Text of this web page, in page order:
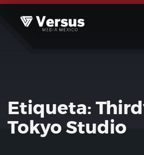
Skip
Etiqueta:
Tokyo Studio